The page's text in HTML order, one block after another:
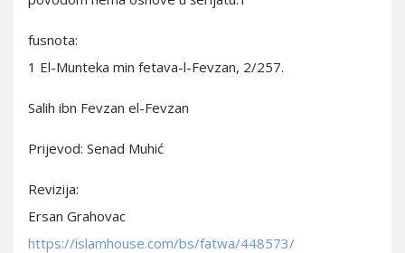
fusnota:
1 El-Munteka min fetava-l-Fevzan, 2/257.
Salih ibn Fevzan el-Fevzan
Prijevod: Senad Muhić
Revizija:
Ersan Grahovac
https://islamhouse.com/bs/fatwa/448573/